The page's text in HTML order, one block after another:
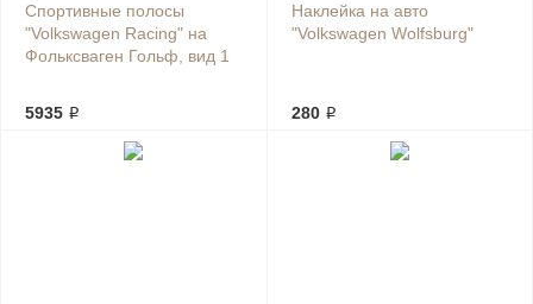
Спортивные полосы
"Volkswagen Racing" на
Фольксваген Гольф, вид 1
5935 ₽
Наклейка на авто
"Volkswagen Wolfsburg"
280 ₽